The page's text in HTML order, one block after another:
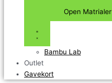
Open Matrialer
Bambu Lab
Outlet
Gavekort